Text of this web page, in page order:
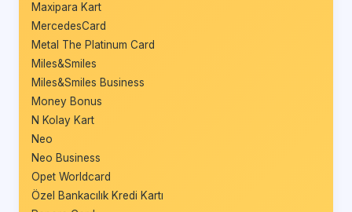
Maxipara Kart
MercedesCard
Metal The Platinum Card
Miles&Smiles
Miles&Smiles Business
Money Bonus
N Kolay Kart
Neo
Neo Business
Opet Worldcard
Özel Bankacılık Kredi Kartı